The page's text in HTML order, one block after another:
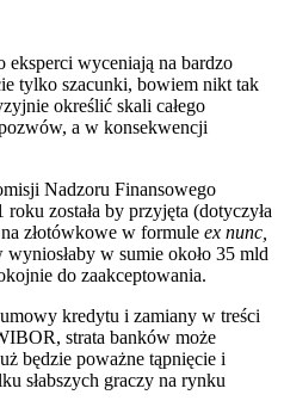
wyceniają na bardzo
tylko szacunki, bowiem nikt tak
określić skali całego
a w konsekwencji
Nadzoru Finansowego
została by przyjęta (dotyczyła
złotówkowe w formule ex nunc,
w sumie około 35 mld
do zaakceptowania.
kredytu i zamiany w treści
strata banków może
będzie poważne tąpnięcie i
słabszych graczy na rynku